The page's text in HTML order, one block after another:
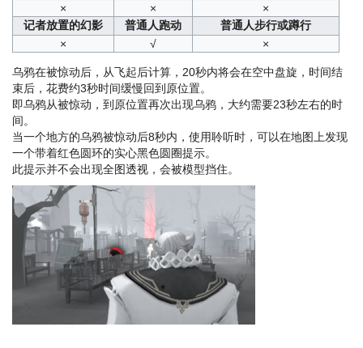
×
×
×
记者放置的幻影
普通人跑动
普通人步行或蹲行
×
√ ×
乌鸦在被惊动后，从飞起后计算，20秒内将会在空中盘旋，时间结
束后，花费约3秒时间缓慢回到原位置。
即乌鸦从被惊动，到原位置再次出现乌鸦，大约需要23秒左右的时
间。
当一个地方的乌鸦被惊动后8秒内，使用聆听时，可以在地图上发现
一个带着红色圆环的实心黑色圆圈提示。
此提示并不会出现全图透视，会被模型挡住。